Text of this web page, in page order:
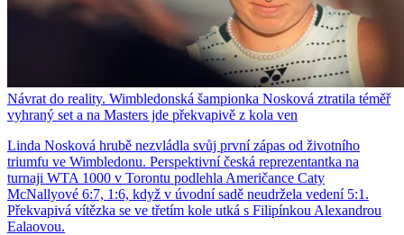
Návrat do reality. Wimbledonská šampionka Nosková ztratila téměř
vyhraný set a na Masters jde překvapivě z kola ven
Linda Nosková hrubě nezvládla svůj první zápas od životního
triumfu ve Wimbledonu. Perspektivní česká reprezentantka na
turnaji WTA 1000 v Torontu podlehla Američance Caty
McNallyové 6:7, 1:6, když v úvodní sadě neudržela vedení 5:1.
Překvapivá vítězka se ve třetím kole utká s Filipínkou Alexandrou
Ealaovou.